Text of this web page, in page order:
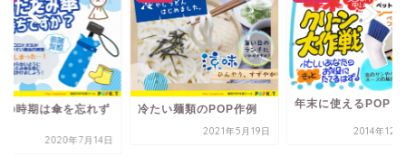
の時期は傘を忘れず
2020年7月14日
冷たい麺類のPOP作例
2021年5月19日
年末に使えるPOP
2014年12